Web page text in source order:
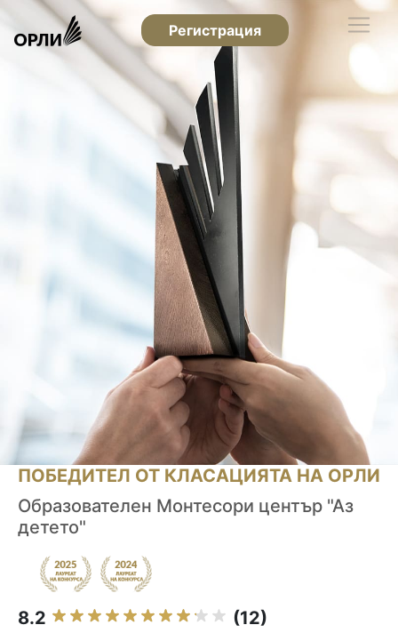
Регистрация
ПОБЕДИТЕЛ ОТ КЛАСАЦИЯТА НА ОРЛИ
Образователен Монтесори център "Аз
детето"
8.2 (12)